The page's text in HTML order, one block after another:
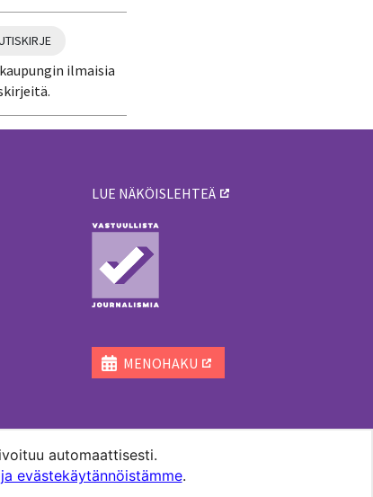
automaattisesti.
evästekäytännöistämme.
ilmaisia
LUE NÄKÖISLEHTEÄ
MENOHAKU